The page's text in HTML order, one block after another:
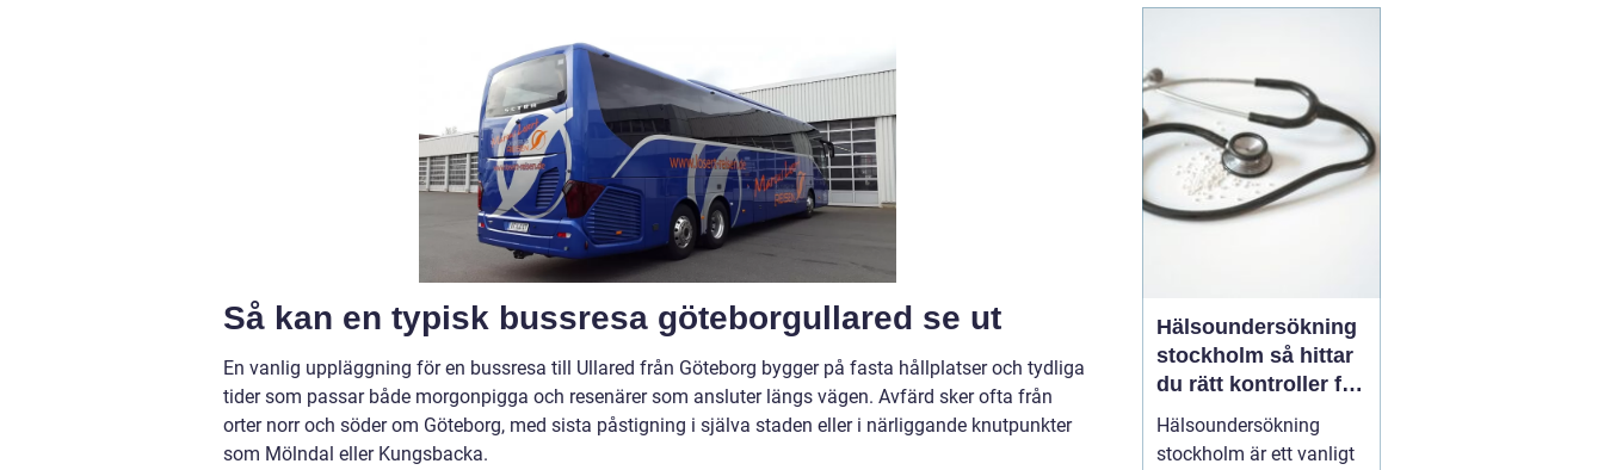
Så kan en typisk bussresa göteborgullared se ut
En vanlig uppläggning för en bussresa till Ullared från Göteborg bygger på fasta hållplatser och tydliga
tider som passar både morgonpigga och resenärer som ansluter längs vägen. Avfärd sker ofta från
orter norr och söder om Göteborg, med sista påstigning i själva staden eller i närliggande knutpunkter
som Mölndal eller Kungsbacka.
ofta fram under lång tid,
skiss till inflyttn...
Hälsoundersökning
stockholm så hittar
du rätt kontroller för
din hälsa
Hälsoundersökning
stockholm är ett vanligt